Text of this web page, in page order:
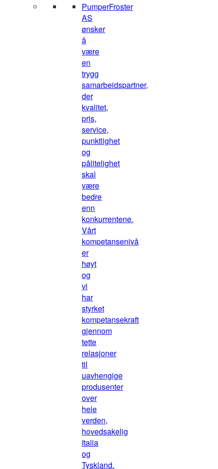
PumperFroster
AS
ønsker
å
være
en
trygg
samarbeidspartner,
der
kvalitet,
pris,
service,
punktlighet
og
pålitelighet
skal
være
bedre
enn
konkurrentene.
Vårt
kompetansenivå
er
høyt
og
vi
har
styrket
kompetansekraft
gjennom
tette
relasjoner
til
uavhengige
produsenter
over
hele
verden,
hovedsakelig
Italia
og
Tyskland.